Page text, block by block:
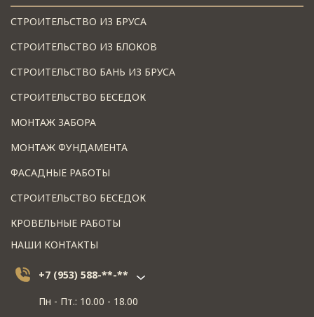
СТРОИТЕЛЬСТВО ИЗ БРУСА
СТРОИТЕЛЬСТВО ИЗ БЛОКОВ
СТРОИТЕЛЬСТВО БАНЬ ИЗ БРУСА
СТРОИТЕЛЬСТВО БЕСЕДОК
МОНТАЖ ЗАБОРА
МОНТАЖ ФУНДАМЕНТА
ФАСАДНЫЕ РАБОТЫ
СТРОИТЕЛЬСТВО БЕСЕДОК
КРОВЕЛЬНЫЕ РАБОТЫ
НАШИ КОНТАКТЫ
+7 (953) 588-**-**
Пн - Пт.: 10.00 - 18.00